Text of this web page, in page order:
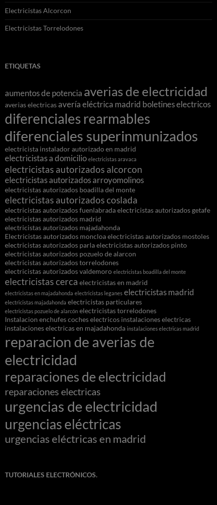
Electricistas Alcorcon
Electricistas Torrelodones
ETIQUETAS
aumentos de potencia averias de electricidad
averias electricas avería eléctrica madrid boletines electricos
diferenciales rearmables
diferenciales superinmunizados
electricista instalador autorizado en madrid
electricistas a domicilio electricistas aravaca
electricistas autorizados alcorcon
electricistas autorizados arroyomolinos
electricistas autorizados boadilla del monte
electricistas autorizados coslada
electricistas autorizados fuenlabradaelectricistas autorizados getafe
electricistas autorizados madrid
electricistas autorizados majadahonda
Electricistas autorizados moncloaelectricistas autorizados mostoles
electricistas autorizados parlaelectricistas autorizados pinto
electricistas autorizados pozuelo de alarcon
electricistas autorizados torrelodones
electricistas autorizados valdemoro electricistas boadilla del monte
electricistas cerca electricistas en madrid
electricistas en majadahonda electricistas leganes electricistas madrid
electricistas majadahonda electricistas particulares
electricistas pozuelo de alarcón electricistas torrelodones
Instalacion enchufes coches electricos instalaciones electricas
instalaciones electricas en majadahonda instalaciones electricas madrid
reparacion de averias de
electricidad
reparaciones de electricidad
reparaciones electricas
urgencias de electricidad
urgencias eléctricas
urgencias eléctricas en madrid
TUTORIALES ELECTRÓNICOS.